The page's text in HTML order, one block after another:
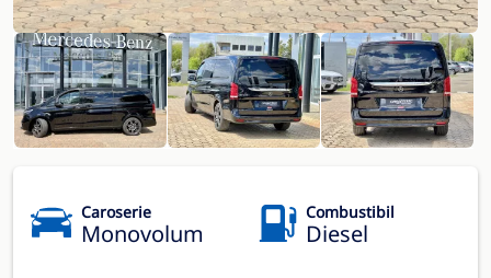
Caroserie
Monovolum
Combustibil
Diesel